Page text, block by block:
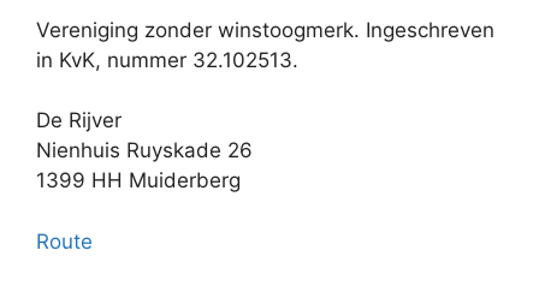
Vereniging zonder winstoogmerk. Ingeschreven
in KvK, nummer 32.102513.
De Rijver
Nienhuis Ruyskade 26
1399 HH Muiderberg
Route